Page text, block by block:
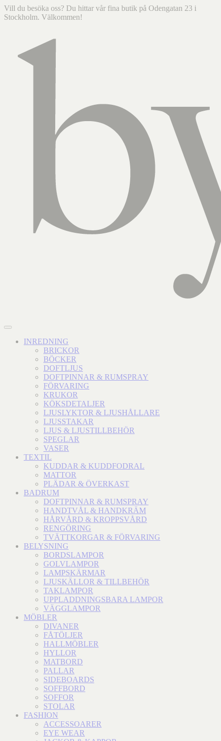
Vill du besöka oss? Du hittar vår fina butik på Odengatan 23 i
Stockholm. Välkommen!
INREDNING
BRICKOR
BÖCKER
DOFTLJUS
DOFTPINNAR & RUMSPRAY
FÖRVARING
KRUKOR
KÖKSDETALJER
LJUSLYKTOR & LJUSHÅLLARE
LJUSSTAKAR
LJUS & LJUSTILLBEHÖR
SPEGLAR
VASER
TEXTIL
KUDDAR & KUDDFODRAL
MATTOR
PLÄDAR & ÖVERKAST
BADRUM
DOFTPINNAR & RUMSPRAY
HANDTVÅL & HANDKRÄM
HÅRVÅRD & KROPPSVÅRD
RENGÖRING
TVÄTTKORGAR & FÖRVARING
BELYSNING
BORDSLAMPOR
GOLVLAMPOR
LAMPSKÄRMAR
LJUSKÄLLOR & TILLBEHÖR
TAKLAMPOR
UPPLADDNINGSBARA LAMPOR
VÄGGLAMPOR
MÖBLER
DIVANER
FÅTÖLJER
HALLMÖBLER
HYLLOR
MATBORD
PALLAR
SIDEBOARDS
SOFFBORD
SOFFOR
STOLAR
FASHION
ACCESSOARER
EYE WEAR